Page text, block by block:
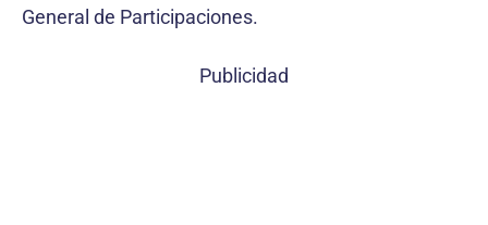
General de Participaciones.
Publicidad